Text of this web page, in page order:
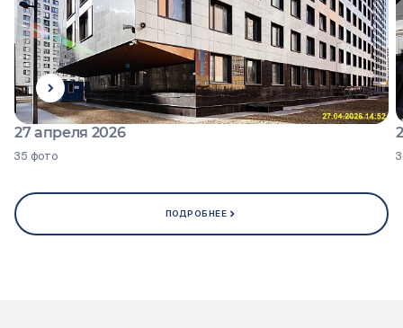
27 апреля 2026
35 фото
ПОДРОБНЕЕ